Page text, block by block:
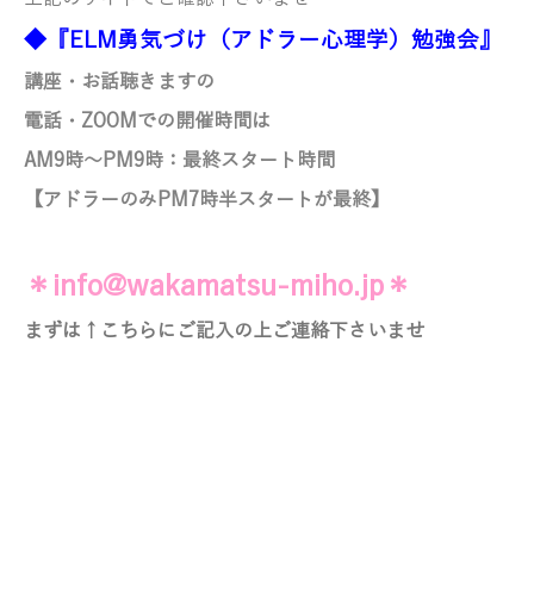
◆『ELM勇気づけ（アドラー心理学）勉強会』
講座・お話聴きますの
電話・ZOOMでの開催時間は
AM9時～PM9時：最終スタート時間
【アドラーのみ PM7時半スタートが最終】
＊info@wakamatsu-miho.jp＊
まずは↑こちらにご記入の上ご連絡下さいませ